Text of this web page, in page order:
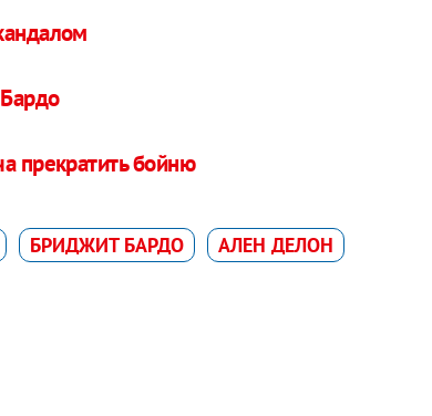
прекратить бойню
БРИДЖИТ БАРДО АЛЕН ДЕЛОН